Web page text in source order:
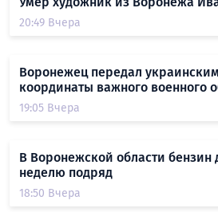
20:49 Вчера
Воронежец передал
координаты важного военного
19:05 Вчера
В Воронежской области бензин
неделю подряд
18:50 Вчера